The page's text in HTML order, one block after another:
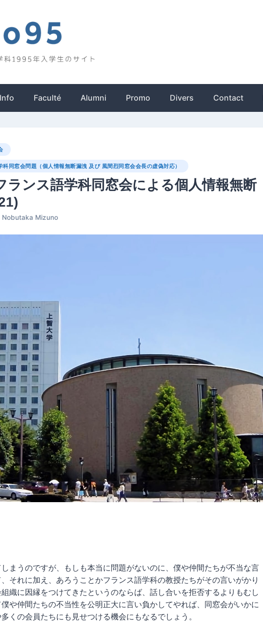
Info Faculté Alumni Promo Divers Contact
同窓会問題（個人情報無断漏洩 及び 風間烈同窓会会長の虚偽対応）
ランス語学科同窓会による個人情報無断
Nobutaka Mizuno
まうのですが、もしも本当に問題がないのに、僕や仲間たちが不当な言
それに加え、あろうことかフランス語学科の教授たちがその言いがかり
織に因縁をつけてきたというのならば、話し合いを拒否するよりもむし
や仲間たちの不当性を公明正大に言い負かしてやれば、同窓会がいかに
くの会員たちにも見せつける機会にもなるでしょう。